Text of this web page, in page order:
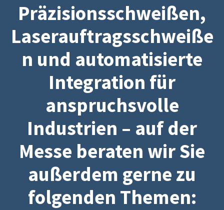
Präzisionsschweißen,
Laserauftragsschweiße
n und automatisierte
Integration für
anspruchsvolle
Industrien – auf der
Messe beraten wir Sie
außerdem gerne zu
folgenden Themen: